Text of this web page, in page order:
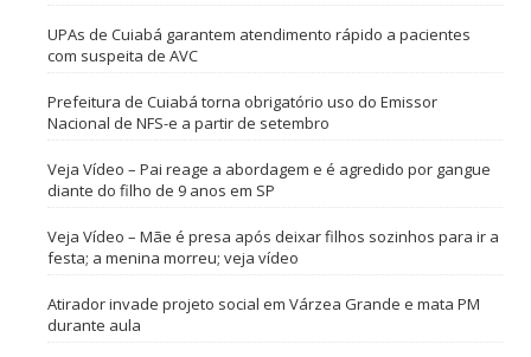
UPAs de Cuiabá garantem atendimento rápido a pacientes
com suspeita de AVC
Prefeitura de Cuiabá torna obrigatório uso do Emissor
Nacional de NFS-e a partir de setembro
Veja Vídeo – Pai reage a abordagem e é agredido por gangue
diante do filho de 9 anos em SP
Veja Vídeo – Mãe é presa após deixar filhos sozinhos para ir a
festa; a menina morreu; veja vídeo
Atirador invade projeto social em Várzea Grande e mata PM
durante aula